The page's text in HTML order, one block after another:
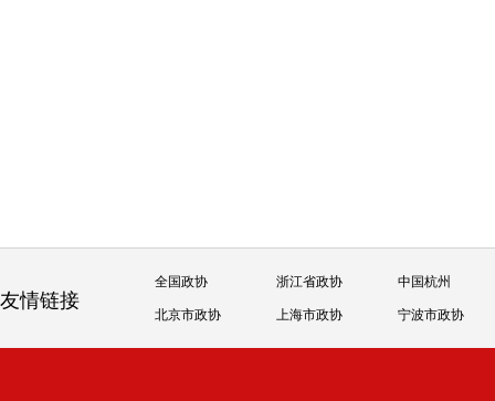
友情链接
全国政协 浙江省政协 中国杭州
北京市政协 上海市政协 宁波市政协